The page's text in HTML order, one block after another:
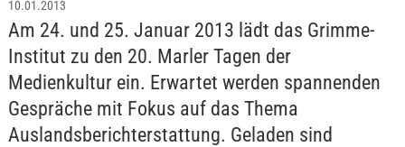
10.01.2013
Am 24. und 25. Januar 2013 lädt das Grimme-
Institut zu den 20. Marler Tagen der
Medienkultur ein. Erwartet werden spannenden
Gespräche mit Fokus auf das Thema
Auslandsberichterstattung. Geladen sind